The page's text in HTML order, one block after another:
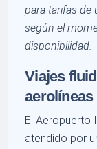
para tarifas de
según el
disponibilidad.
Viajes
aerolíneas
El Aeropuerto
atendido por